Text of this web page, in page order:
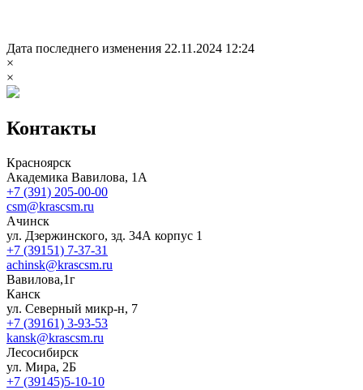
Дата последнего изменения 22.11.2024 12:24
×
×
Контакты
Красноярск
Академика Вавилова, 1А
+7 (391) 205-00-00
csm@krascsm.ru
Ачинск
ул. Дзержинского, зд. 34А корпус 1
+7 (39151) 7-37-31
achinsk@krascsm.ru
Вавилова,1г
Канск
ул. Северный микр-н, 7
+7 (39161) 3-93-53
kansk@krascsm.ru
Лесосибирск
ул. Мира, 2Б
+7 (39145)5-10-10